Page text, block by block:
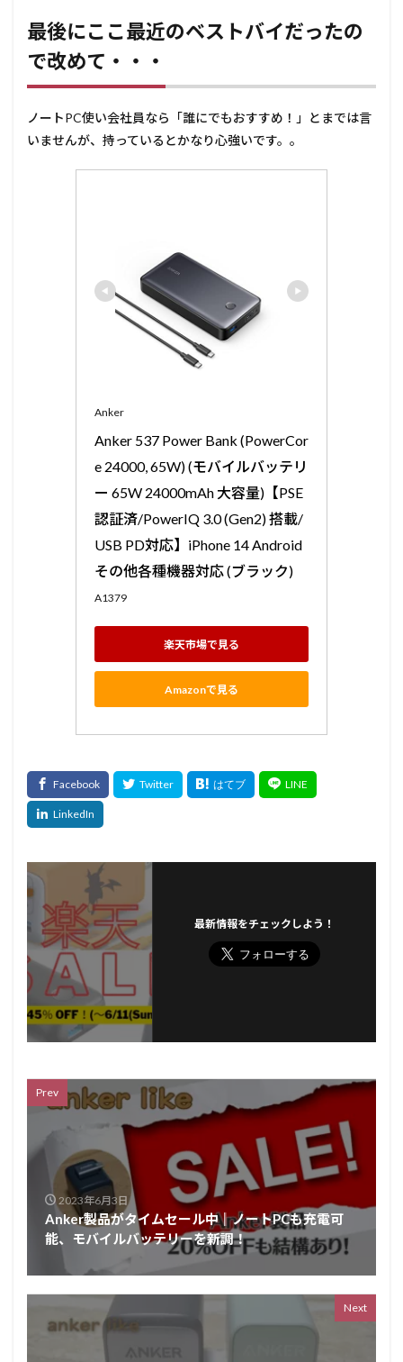
最後にここ最近のベストバイだったの
で改めて・・・
ノートPC使い会社員なら「誰にでもおすすめ！」とまでは言
いませんが、持っているとかなり心強いです。。
Anker
Anker 537 Power Bank (PowerCor
e 24000, 65W) (モバイルバッテリ
ー 65W 24000mAh 大容量)【PSE
認証済/PowerIQ 3.0 (Gen2) 搭載/
USB PD対応】iPhone 14 Android
その他各種機器対応 (ブラック)
A1379
楽天市場で見る
Amazonで見る
最新情報をチェックしよう！
Prev
2023年6月3日
Anker製品がタイムセール中║ノートPCも充電可
能、モバイルバッテリーを新調！
Next